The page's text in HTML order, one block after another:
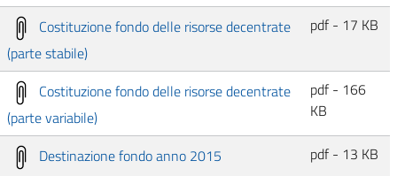
Costituzione fondo delle risorse decentrate
(parte stabile)
pdf - 17 KB
Costituzione fondo delle risorse decentrate
(parte variabile)
pdf - 166
KB
Destinazione fondo anno 2015 pdf - 13 KB